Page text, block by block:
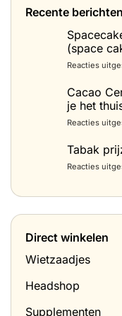
Recente berichten
(space
Reacties
Cacao
je het
Reacties
Tabak
Reacties
Direct winkelen
Wietzaadjes
Headshop
Supplementen